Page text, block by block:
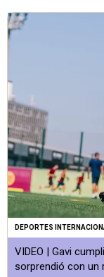
DEPORTES
VIDEO | Gavi
sorprendió con un